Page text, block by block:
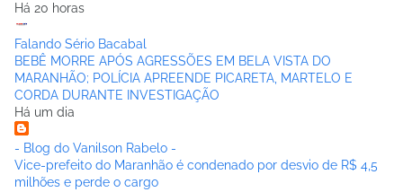
Há 20 horas
Falando Sério Bacabal
BEBÊ MORRE APÓS AGRESSÕES EM BELA VISTA DO
MARANHÃO; POLÍCIA APREENDE PICARETA, MARTELO E
CORDA DURANTE INVESTIGAÇÃO
Há um dia
- Blog do Vanilson Rabelo -
Vice-prefeito do Maranhão é condenado por desvio de R$ 4,5
milhões e perde o cargo